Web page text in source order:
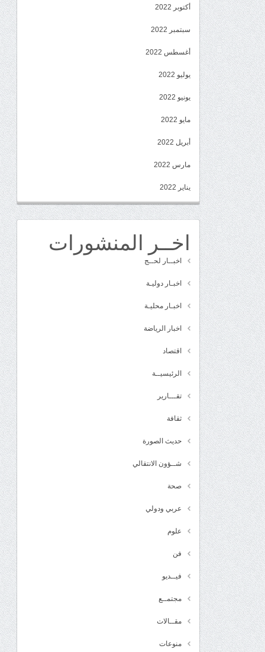
أكتوبر 2022
سبتمبر 2022
أغسطس 2022
يوليو 2022
يونيو 2022
مايو 2022
أبريل 2022
مارس 2022
يناير 2022
اخــر المنشورات
اخبــار لحــج
اخبـار دوليـة
اخبـار محليـة
اخبار الرياضة
اقتصاد
الرئيسيــة
تقـــارير
ثقافة
حديث الصورة
شــؤون الانتقالي
صحة
عربي ودولي
علوم
فن
فيــديو
مجتمــع
مقــالات
منوعات